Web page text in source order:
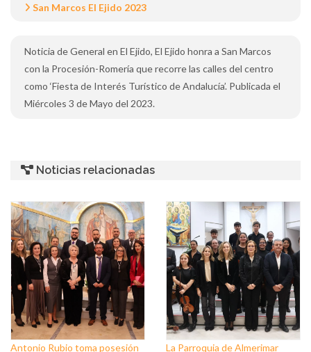
San Marcos El Ejido 2023
Noticia de General en El Ejido, El Ejido honra a San Marcos
con la Procesión-Romería que recorre las calles del centro
como ‘Fiesta de Interés Turístico de Andalucía’. Publicada el
Miércoles 3 de Mayo del 2023.
Noticias relacionadas
Antonio Rubio toma posesión
La Parroquia de Almerimar